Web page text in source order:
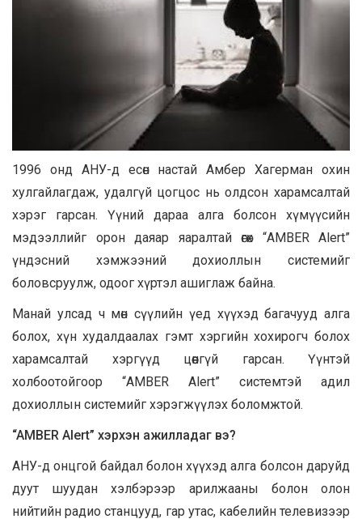
1996 онд АНУ-д есөн настай Амбер Хагерман охин
хулгайлагдаж, удалгүй цогцос нь олдсон харамсалтай
хэрэг гарсан. Үүний дараа алга болсон хүмүүсийн
мэдээллийг орон даяар яаралтай өгөх “AMBER Alert”
үндэсний хэмжээний дохиоллын системийг
боловсруулж, одоог хүртэл ашиглаж байна.
Манай улсад ч мөн сүүлийн үед хүүхэд багачууд алга
болох, хүн худалдаалах гэмт хэргийн хохирогч болох
харамсалтай хэргүүд цөөнгүй гарсан. Үүнтэй
холбоотойгоор “AMBER Alert” системтэй адил
дохиоллын системийг хэрэгжүүлэх боломжтой.
“AMBER Alert” хэрхэн ажилладаг вэ?
АНУ-д онцгой байдал болон хүүхэд алга болсон даруйд
дуут шуудан хэлбэрээр арилжааны болон олон
нийтийн радио станцууд, гар утас, кабелийн телевизээр